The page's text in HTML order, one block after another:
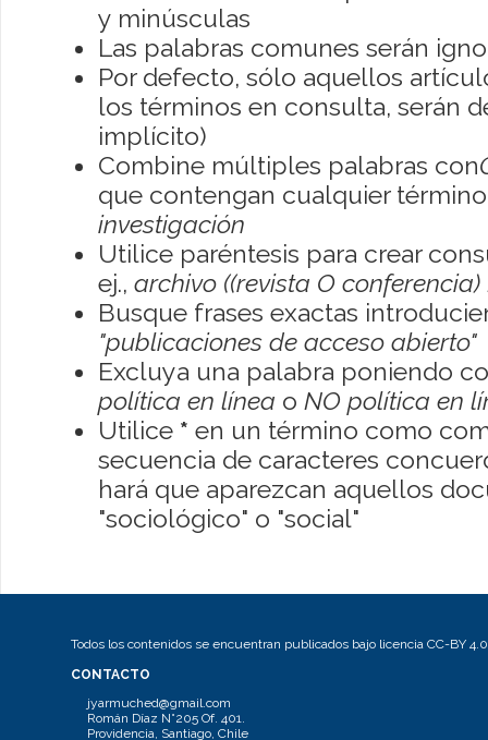
y minúsculas
Las palabras comunes serán
Por defecto, sólo aquellos
los términos en consulta, serán
implícito)
Combine múltiples palabras con
que contengan cualquier
investigación
Utilice paréntesis para crear
ej., archivo ((revista O conferencia)
Busque frases exactas
"publicaciones de acceso abierto"
Excluya una palabra poniendo
política en línea o NO política en
Utilice * en un término como
secuencia de caracteres
hará que aparezcan aquellos
"sociológico" o "social"
Todos los contenidos se encuentran publicados bajo licencia CC-BY 4.0
CONTACTO
jyarmuched@gmail.com
Román Díaz N°205 Of. 401.
Providencia, Santiago, Chile